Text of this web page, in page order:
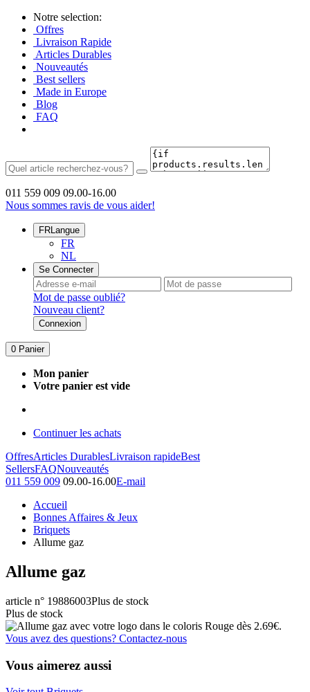
Notre selection:
Offres
Livraison Rapide
Articles Durables
Nouveautés
Best sellers
Made in Europe
Blog
FAQ
011 559 009 09.00-16.00
Nous sommes ravis de vous aider!
FRLangue
FR
NL
Se Connecter
Mot de passe oublié?
Nouveau client?
Connexion
0 Panier
Mon panier
Votre panier est vide
Continuer les achats
OffresArticles DurablesLivraison rapideBest
SellersFAQNouveautés
011 559 009 09.00-16.00E-mail
Accueil
Bonnes Affaires & Jeux
Briquets
Allume gaz
Allume gaz
article n° 19886003Plus de stock
Plus de stock
Vous avez des questions? Contactez-nous
Vous aimerez aussi